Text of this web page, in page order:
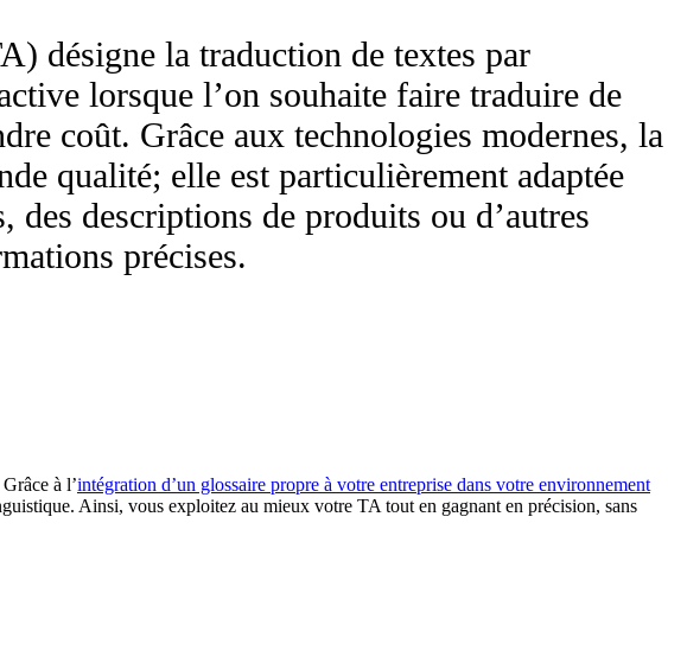
désigne la traduction de textes par
lorsque l’on souhaite faire traduire de
coût. Grâce aux technologies modernes, la
qualité; elle est particulièrement adaptée
des descriptions de produits ou d’autres
précises.
à l’intégration d’un glossaire propre à votre entreprise dans votre environnement
Ainsi, vous exploitez au mieux votre TA tout en gagnant en précision, sans